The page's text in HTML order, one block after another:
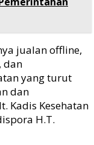
jualan offline,
dan
yang turut
dan
Kadis Kesehatan
H.T.